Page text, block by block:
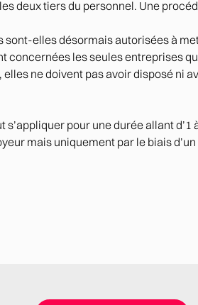
deux tiers du personnel. Une
elles désormais autorisées à
concernées les seules entreprises
elles ne doivent pas avoir disposé ni
pour une durée allant d’1
mais uniquement par le biais